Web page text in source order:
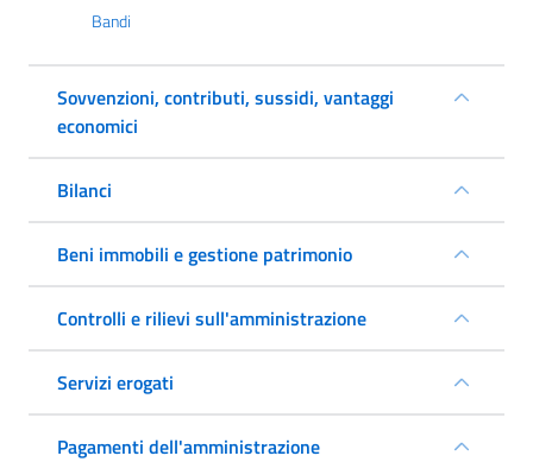
Bandi
Sovvenzioni, contributi, sussidi, vantaggi
economici
Bilanci
Beni immobili e gestione patrimonio
Controlli e rilievi sull'amministrazione
Servizi erogati
Pagamenti dell'amministrazione